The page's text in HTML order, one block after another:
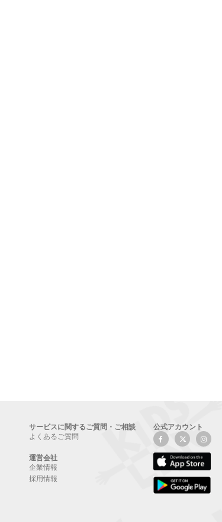
サービスに関するご質問・ご相談
よくあるご質問
運営会社
企業情報
採用情報
公式アカウント